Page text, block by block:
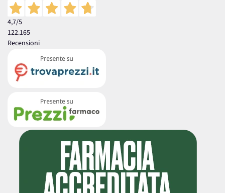
4,7/5
122.165
Recensioni